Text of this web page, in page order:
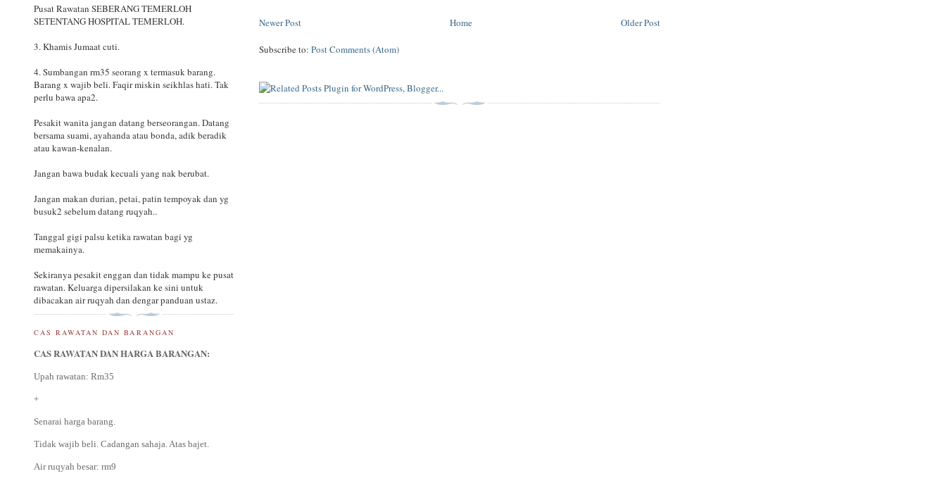
Newer Post Older Post
Home
Subscribe to:Post Comments (Atom)
Pusat Rawatan SEBERANG TEMERLOH
SETENTANG HOSPITAL TEMERLOH.
3. Khamis Jumaat cuti.
4. Sumbangan rm35 seorang x termasuk barang.
Barang x wajib beli. Faqir miskin seikhlas hati. Tak
perlu bawa apa2.
Pesakit wanita jangan datang berseorangan. Datang
bersama suami, ayahanda atau bonda, adik beradik
atau kawan-kenalan.
Jangan bawa budak kecuali yang nak berubat.
Jangan makan durian, petai, patin tempoyak dan yg
busuk2 sebelum datang ruqyah..
Tanggal gigi palsu ketika rawatan bagi yg
memakainya.
Sekiranya pesakit enggan dan tidak mampu ke pusat
rawatan. Keluarga dipersilakan ke sini untuk
dibacakan air ruqyah dan dengar panduan ustaz.
CAS RAWATAN DAN BARANGAN
CAS RAWATAN DAN HARGA BARANGAN:
Upah rawatan: Rm35
+
Senarai harga barang.
Tidak wajib beli. Cadangan sahaja. Atas bajet.
Air ruqyah besar: rm9